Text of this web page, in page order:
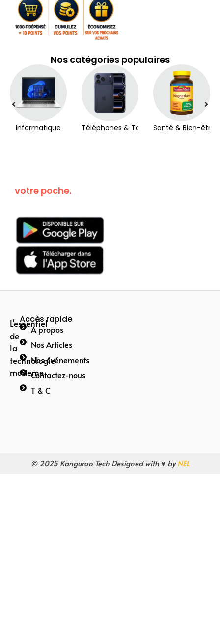
Nos catégories populaires
Informatique Téléphones & TablettesSanté & Bien-être
votre poche.
Téléchargez
L’essentiel
de
la
technologie
moderne
Accès rapide
A propos
Nos Articles
Nos événements
Contactez-nous
T & C
© 2025 Kanguroo Tech Designed with ♥ byNEL